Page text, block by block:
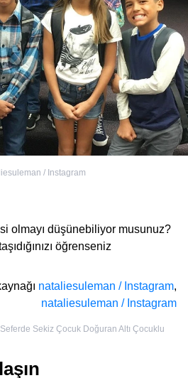
/ Instagram
olmayı düşünebiliyor musunuz?
öğrenseniz
nataliesuleman / Instagram,
nataliesuleman / Instagram
Sekiz Çocuk Doğuran Altı Çocuklu